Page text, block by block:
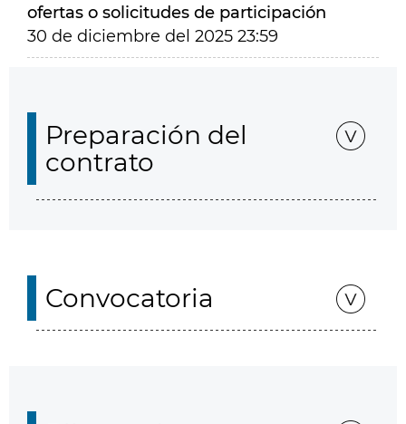
ofertas o solicitudes de participación
30 de diciembre del 2025 23:59
Preparación del
contrato
Convocatoria